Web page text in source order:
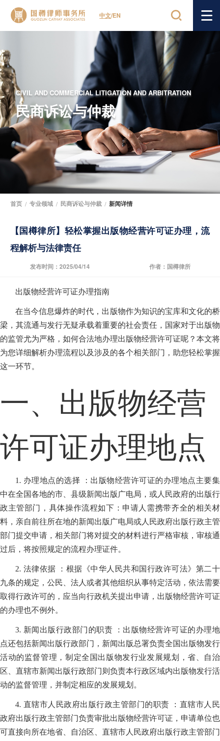
中文/EN
CIVIL AND COMMERCIAL LITIGATION AND ARBITRATION
民商诉讼与仲裁
首页 / 专业领域 / 民商诉讼与仲裁 / 新闻详情
【国樽律所】轻松掌握出版物经营许可证办理，流
程解析与法律责任
发布时间：2025/04/14 作者：国樽律所
出版物经营许可证办理指南
在当今信息爆炸的时代，出版物作为知识的宝库和文化的桥
梁，其流通与发行无疑承载着重要的社会责任，国家对于出版物
的监管尤为严格，如何合法地办理出版物经营许可证呢？本文将
为您详细解析办理流程以及涉及的各个相关部门，助您轻松掌握
这一环节。
一、出版物经营
许可证办理地点
1. 办理地点的选择 ：出版物经营许可证的办理地点主要集
中在全国各地的市、县级新闻出版广电局，或人民政府的出版行
政主管部门，具体操作流程如下：申请人需携带齐全的相关材
料，亲自前往所在地的新闻出版广电局或人民政府出版行政主管
部门提交申请，相关部门将对提交的材料进行严格审核，审核通
过后，将按照规定的流程办理证件。
2. 法律依据 ：根据《中华人民共和国行政许可法》第二十
九条的规定，公民、法人或者其他组织从事特定活动，依法需要
取得行政许可的，应当向行政机关提出申请，出版物经营许可证
的办理也不例外。
3. 新闻出版行政部门的职责 ：出版物经营许可证的办理地
点还包括新闻出版行政部门，新闻出版总署负责全国出版物发行
活动的监督管理，制定全国出版物发行业发展规划，省、自治
区、直辖市新闻出版行政部门则负责本行政区域内出版物发行活
动的监督管理，并制定相应的发展规划。
4. 直辖市人民政府出版行政主管部门的职责 ：直辖市人民
政府出版行政主管部门负责审批出版物经营许可证，申请单位也
可直接向所在地省、自治区、直辖市人民政府出版行政主管部门